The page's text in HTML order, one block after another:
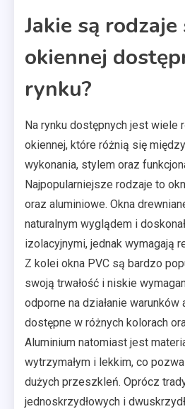
Jakie są
okiennej
rynku?
Na rynku dostępnych jest wiele
okiennej, które różnią się
wykonania, stylem oraz
Najpopularniejsze rodzaje to
oraz aluminiowe. Okna
naturalnym wyglądem i
izolacyjnymi, jednak wymagają
Z kolei okna PVC są bardzo
swoją trwałość i niskie
odporne na działanie
dostępne w różnych kolorach
Aluminium natomiast jest
wytrzymałym i lekkim, co
dużych przeszkleń. Oprócz
jednoskrzydłowych i